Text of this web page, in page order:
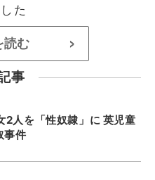
た
読む >
事
2人を「性奴隷」に 英児童
事件